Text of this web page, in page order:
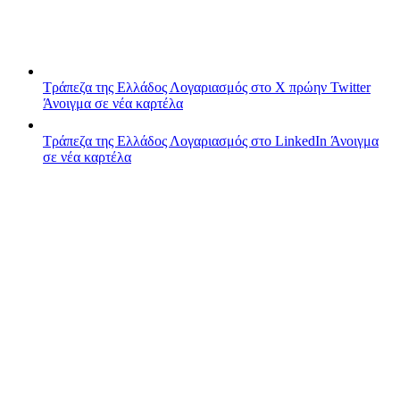
Τράπεζα της Ελλάδος Λογαριασμός στο X πρώην Twitter
Άνοιγμα σε νέα καρτέλα
Τράπεζα της Ελλάδος Λογαριασμός στο LinkedIn Άνοιγμα
σε νέα καρτέλα